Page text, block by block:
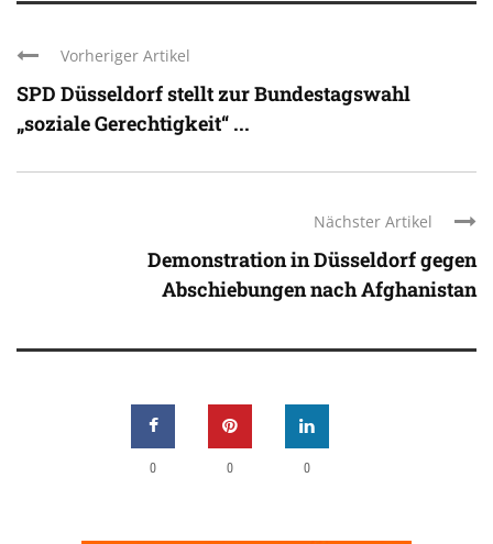
Vorheriger Artikel
SPD Düsseldorf stellt zur Bundestagswahl
„soziale Gerechtigkeit“ ...
Nächster Artikel
Demonstration in Düsseldorf gegen
Abschiebungen nach Afghanistan
0 0 0